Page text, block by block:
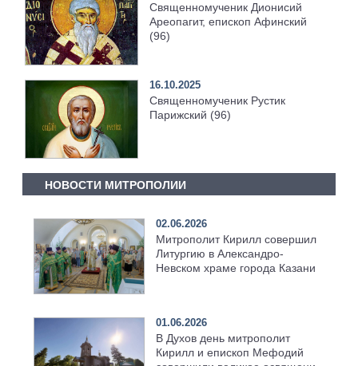
Священномученик Дионисий
Ареопагит, епископ Афинский
(96)
16.10.2025
Священномученик Рустик
Парижский (96)
НОВОСТИ МИТРОПОЛИИ
02.06.2026
Митрополит Кирилл совершил
Литургию в Александро-
Невском храме города Казани
01.06.2026
В Духов день митрополит
Кирилл и епископ Мефодий